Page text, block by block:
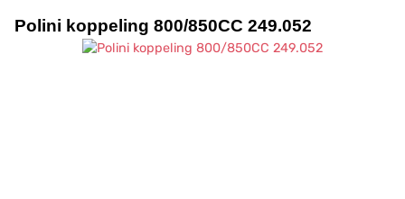
Polini koppeling 800/850CC 249.052